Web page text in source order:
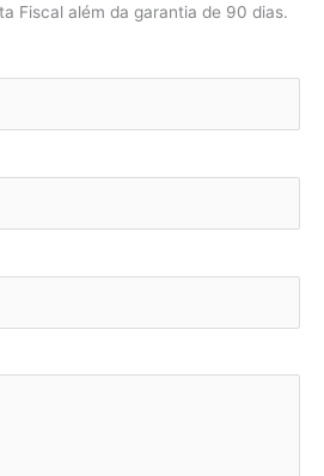
Fiscal além da garantia de 90 dias.